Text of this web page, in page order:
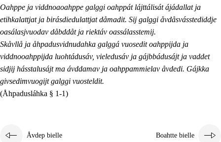
Oahppe ja viddnoaoahppe galggi oahppát lájttálisát ájádallat ja
etihkalattjat ja birásdiedulattjat dåmadit. Sij galggi åvdåsvásstediddje
oasálasjvuodav dåbddåt ja riektáv oassálasstemij.
Skåvllå ja åhpadusvidnudahka galggá vuosedit oahppijda ja
viddnooahppijda luohtádusáv, vieledusáv ja gájbbádusájt ja vaddet
sidjij hásstalusájt ma ávddamav ja oahppammielav åvdedi. Gájkka
givsedimvuogijt galggi vuosteldit.
(Åhpadusláhka § 1-1)
Åvdep bielle Boahtte bielle